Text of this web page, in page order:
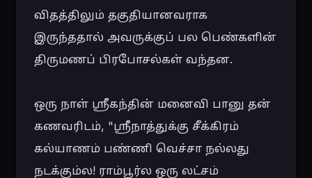
விதத்திலும் தகுதியானவராக
இருந்ததால் அவருக்குப் பல பெண்களின்
திருமணப் பிரபோசல்கள் வந்தன.
ஒரு நாள் ஸ்ரீகந்தின் மனைவி பானு தன்
கணவரிடம், "ஸ்ரீநாத்துக்கு சீக்கிரம்
கல்யாணம் பண்ணி வெச்சா நல்லது
நடக்கும்ல! ராம்பூர்ல ஒரு லட்சம்